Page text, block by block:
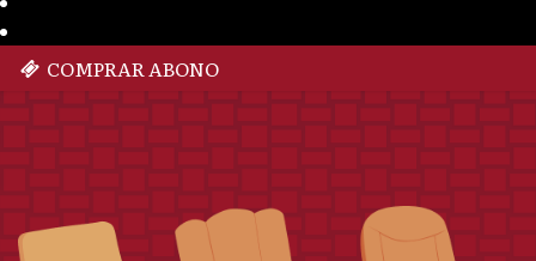
COMPRAR ABONO